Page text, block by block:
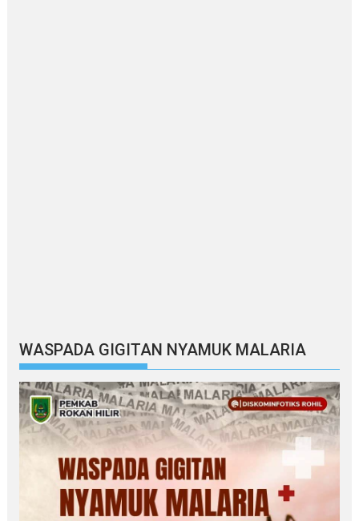
WASPADA GIGITAN NYAMUK MALARIA